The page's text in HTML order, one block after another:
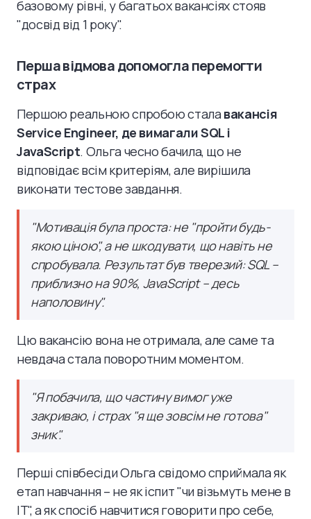
базовому рівні, у багатьох вакансіях стояв
"досвід від 1 року".
Перша відмова допомогла перемогти
страх
Першою реальною спробою сталавакансія
Service Engineer, де вимагали SQL і
JavaScript. Ольга чесно бачила, що не
відповідає всім критеріям, але вирішила
виконати тестове завдання.
"Мотивація була проста: не "пройти будь-
якою ціною", а не шкодувати, що навіть не
спробувала. Результат був тверезий: SQL –
приблизно на 90%, JavaScript – десь
наполовину".
Цю вакансію вона не отримала, але саме та
невдача стала поворотним моментом.
"Я побачила, що частину вимог уже
закриваю, і страх "я ще зовсім не готова"
зник".
Перші співбесіди Ольга свідомо сприймала як
етап навчання – не як іспит "чи візьмуть мене в
IT", а як спосіб навчитися говорити про себе,